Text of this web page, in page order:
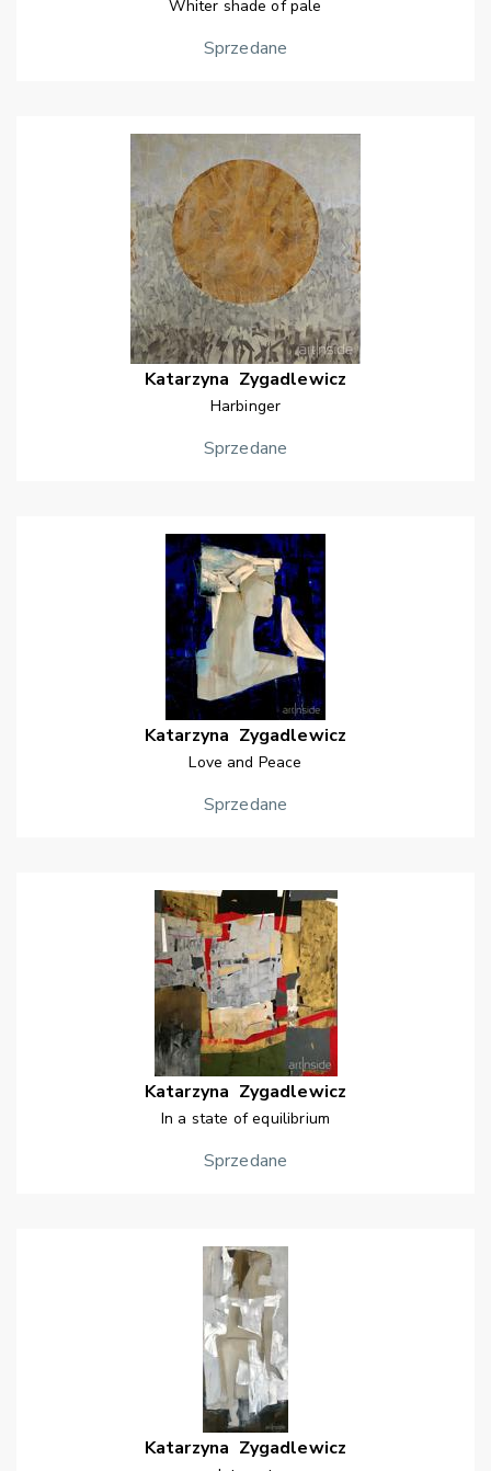
Whiter shade of pale
Sprzedane
Katarzyna Zygadlewicz
Harbinger
Sprzedane
Katarzyna Zygadlewicz
Love and Peace
Sprzedane
Katarzyna Zygadlewicz
In a state of equilibrium
Sprzedane
Katarzyna Zygadlewicz